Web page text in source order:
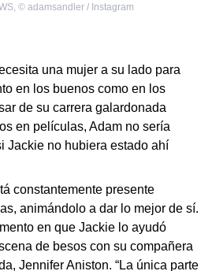
, © adamsandler / Instagram
una mujer a su lado para
en los buenos como en los
de su carrera galardonada
en películas, Adam no sería
Jackie no hubiera estado ahí
constantemente presente
animándolo a dar lo mejor de sí.
en que Jackie lo ayudó
de besos con su compañera
Jennifer Aniston. “La única parte